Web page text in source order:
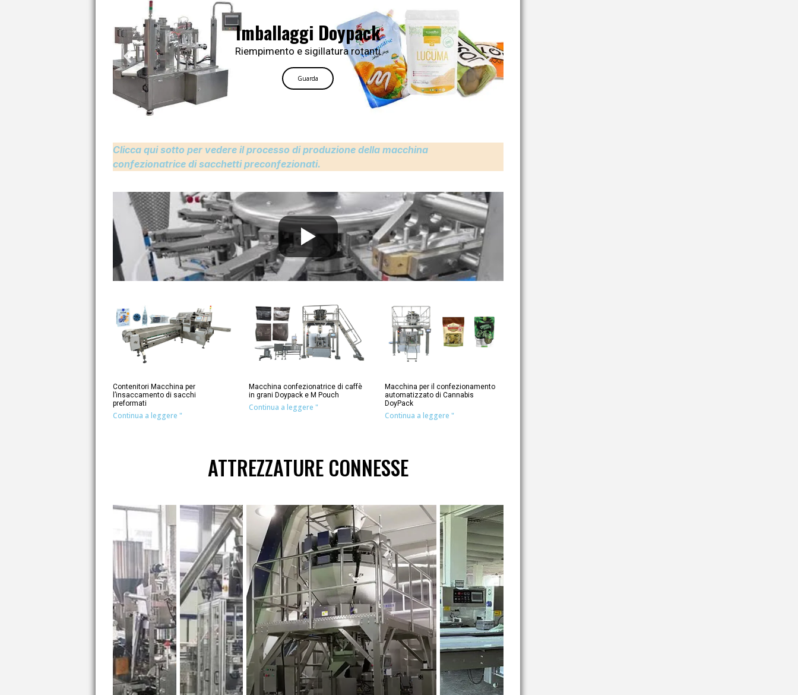
Imballaggi Doypack
Riempimento e sigillatura rotanti
Guarda
Clicca qui sotto per vedere il processo di produzione della macchina
confezionatrice di sacchetti preconfezionati.
Contenitori Macchina per
l’insaccamento di sacchi
preformati
Continua a leggere "
Macchina confezionatrice di caffè
in grani Doypack e M Pouch
Continua a leggere "
Macchina per il confezionamento
automatizzato di Cannabis
DoyPack
Continua a leggere "
ATTREZZATURE CONNESSE